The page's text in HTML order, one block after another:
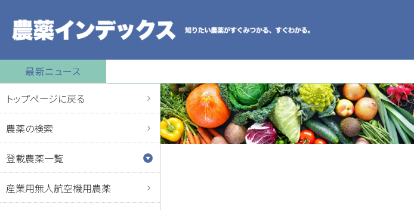
最新ニュース
トップページに戻る
農薬の検索
登載農薬一覧
産業用無人航空機用農薬